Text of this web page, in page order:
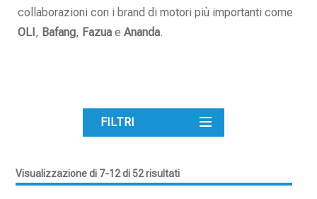
collaborazioni con i brand di motori più importanti come
OLI, Bafang, Fazua e Ananda.
FILTRI
Visualizzazione di 7-12 di 52 risultati